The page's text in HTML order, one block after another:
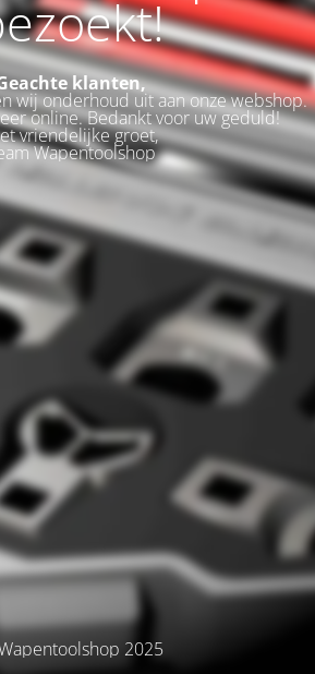
klanten,
wij onderhoud uit aan onze webshop.
online. Bedankt voor uw geduld!
vriendelijke groet,
Wapentoolshop
2025